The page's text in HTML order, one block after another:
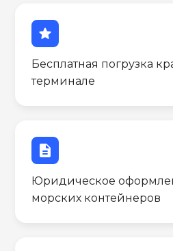
star
Бесплатная погрузка
терминале
description
Юридическое
морских контейнеров